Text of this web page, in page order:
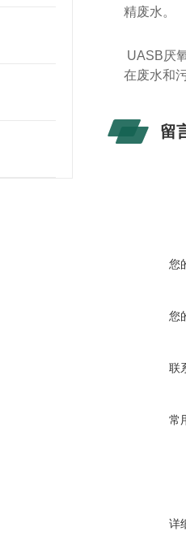
精废水。
UASB厌
在废水和
留
您
您
联
常
详